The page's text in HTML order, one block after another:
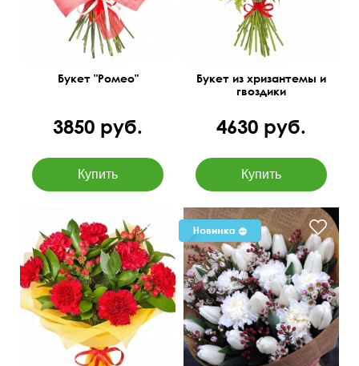
Букет "Ромео"
3850 руб.
Букет из хризантемы и
гвоздики
4630 руб.
50 см 35 см 50 см 35 см